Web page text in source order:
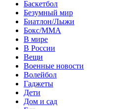
Баскетбол
Безумный мир
Биатлон/Лыжи
Бокс/MMA
В мире
В России
Вещи
Военные новости
Волейбол
Гаджеты
Дети
Дом и сад